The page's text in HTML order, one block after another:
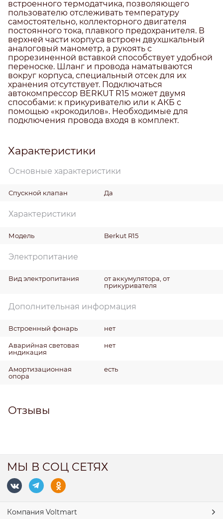
встроенного термодатчика, позволяющего
пользователю отслеживать температуру
самостоятельно, коллекторного двигателя
постоянного тока, плавкого предохранителя. В
верхней части корпуса встроен двухшкальный
аналоговый манометр, а рукоять с
прорезиненной вставкой способствует удобной
переноске. Шланг и провода наматываются
вокруг корпуса, специальный отсек для их
хранения отсутствует. Подключаться
автокомпрессор BERKUT R15 может двумя
способами: к прикуривателю или к АКБ с
помощью «крокодилов». Необходимые для
подключения провода входя в комплект.
Характеристики
Основные характеристики
Спускной клапан Да
Характеристики
Модель Berkut R15
Электропитание
Вид электропитания
от аккумулятора, от
прикуривателя
Дополнительная информация
Встроенный фонарь нет
Аварийная световая
индикация
нет
Амортизационная
опора
есть
Отзывы
МЫ В СОЦ СЕТЯХ
Компания Voltmart